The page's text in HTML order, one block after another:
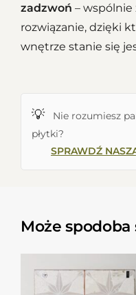
zadzwoń – wspólnie
rozwiązanie, dzięki
wnętrze stanie się
💡
Nie rozumiesz
płytki?
SPRAWDŹ
Może